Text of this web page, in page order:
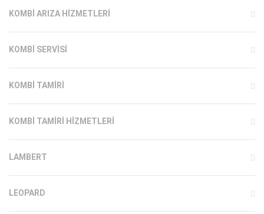
KOMBI ARIZA HIZMETLERI
KOMBI SERVISI
KOMBI TAMIRI
KOMBI TAMIRI HIZMETLERI
LAMBERT
LEOPARD